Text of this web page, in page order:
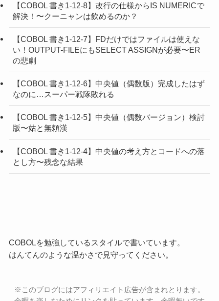
【COBOL 書き1-12-8】改行の仕様からIS NUMERICで
解決！〜クーニャンは飲めるのか？
【COBOL 書き1-12-7】FDだけではファイルは使えな
い！OUTPUT-FILEにもSELECT ASSIGNが必要〜ER
の悲劇
【COBOL 書き1-12-6】中央値（偶数版）完成したはず
なのに…スーパー戦隊敗れる
【COBOL 書き1-12-5】中央値（偶数バージョン）検討
版〜姑と無頼漢
【COBOL 書き1-12-4】中央値の考え方とコードへの落
とし方〜残念な結果
COBOLを勉強しているスタイルで書いています。
はんてんのような温かさで見守ってください。
※このブログにはアフィリエイト広告が含まれとります。